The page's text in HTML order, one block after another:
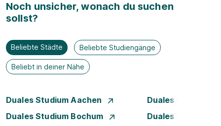
Noch unsicher, wonach du suchen
sollst?
Beliebte Städte Beliebte Studiengänge
Beliebt in deiner Nähe
Duales Studium Aachen
Duales Studium
Duales Studium Bochum
Duales Studium